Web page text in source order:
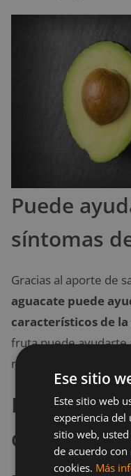
Puede
síntomas
Gracias al aporte de
aguacate puede
característicos de
fruta puede ayudarte
reducir las molestias
Puede
depresión
Ese sitio
Este sitio web
experiencia del
sitio web,
de acuerdo
cookies. Más